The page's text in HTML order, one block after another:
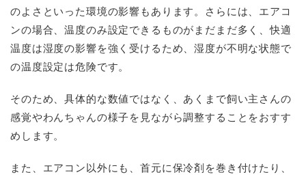
のよさといった環境の影響もあります。さらには、エアコ
ンの場合、温度のみ設定できるものがまだまだ多く、快適
温度は湿度の影響を強く受けるため、湿度が不明な状態で
の温度設定は危険です。
そのため、具体的な数値ではなく、あくまで飼い主さんの
感覚やわんちゃんの様子を見ながら調整することをおすす
めします。
また、エアコン以外にも、首元に保冷剤を巻き付けたり、